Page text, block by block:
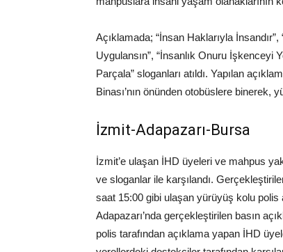
Açıklamada; “İnsan Haklarıyla
Uygulansın”, “İnsanlık Onuru İşkenceyi
Parçala” sloganları atıldı. Yapılan
Binası’nın önünden otobüslere binerek,
İzmit-Adapazarı-Bursa
İzmit’e ulaşan İHD üyeleri ve mahpus
ve sloganlar ile karşılandı.
saat 15:00 gibi ulaşan yürüyüş kolu polis
Adapazarı’nda gerçekleştirilen basın
polis tarafından açıklama yapan İHD